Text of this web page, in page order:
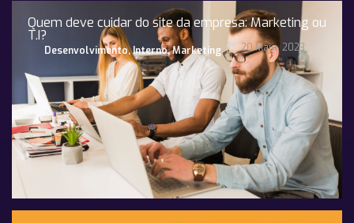
Quem deve cuidar do site da empresa: Marketing ou
T.I?
Desenvolvimento,Interno,Marketing 20 Maio, 2023